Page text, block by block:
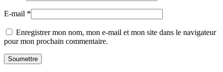
E-mail *
Enregistrer mon nom, mon e-mail et mon site dans le navigateur
pour mon prochain commentaire.